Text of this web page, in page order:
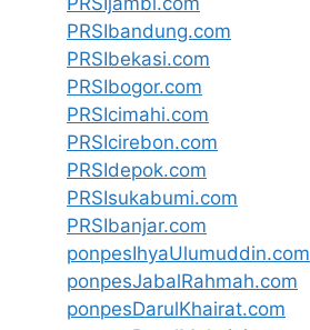
PRSIbandung.com
PRSIbekasi.com
PRSIbogor.com
PRSIcimahi.com
PRSIcirebon.com
PRSIdepok.com
PRSIsukabumi.com
PRSIbanjar.com
ponpesIhyaUlumuddin.com
ponpesJabalRahmah.com
ponpesDarulKhairat.com